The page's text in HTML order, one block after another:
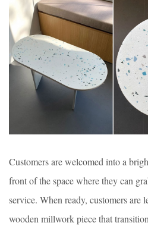
Customers are welcomed into a
front of the space where they can
service. When ready, customers are
wooden millwork piece that